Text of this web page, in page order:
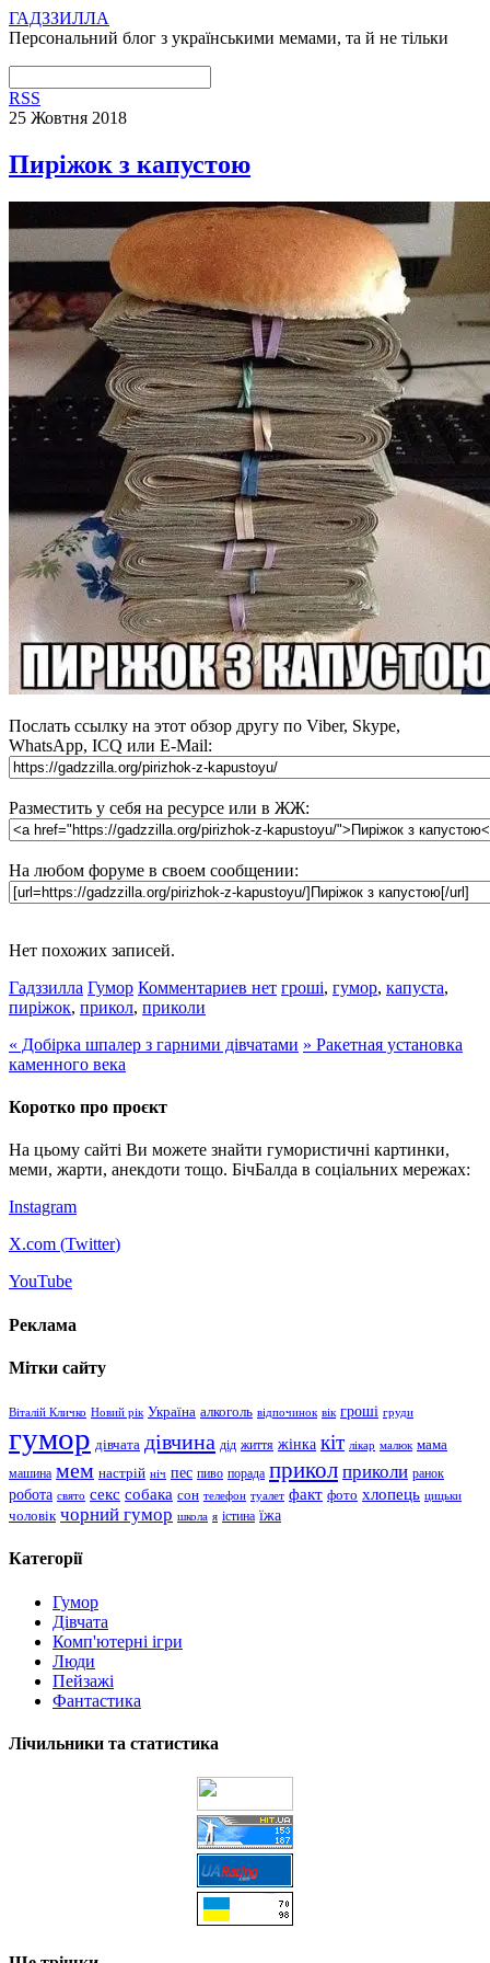
ГАДЗЗИЛЛА
Персональний блог з українськими мемами, та й не тільки
RSS
25 Жовтня 2018
Пиріжок з капустою
Послать ссылку на этот обзор другу по Viber, Skype,
WhatsApp, ICQ или E-Mail:
Разместить у себя на ресурсе или в ЖЖ:
На любом форуме в своем сообщении:
Нет похожих записей.
Гадззилла Гумор Комментариев нет гроші, гумор, капуста,
пиріжок, прикол, приколи
« Добірка шпалер з гарними дівчатами » Ракетная установка
каменного века
Коротко про проєкт
На цьому сайті Ви можете знайти гумористичні картинки,
меми, жарти, анекдоти тощо. БічБалда в соціальних мережах:
Instagram
X.com (Twitter)
YouTube
Реклама
Мітки сайту
Віталій Кличко Новий рік Україна алкоголь відпочинок вік гроші груди
гумор дівчата дівчина дід життя жінка кіт лікар малюк мама
машина мем настрій ніч пес пиво порада прикол приколи ранок
робота свято секс собака сон телефон туалет факт фото хлопець цицьки
чоловік чорний гумор школа я істина їжа
Категорії
Гумор
Дівчата
Комп'ютерні ігри
Люди
Пейзажі
Фантастика
Лічильники та статистика